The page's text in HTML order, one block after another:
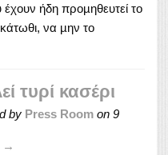
ήδη προµηθευτεί το
να µην το
τυρί κασέρι
by Press Room on 9
→